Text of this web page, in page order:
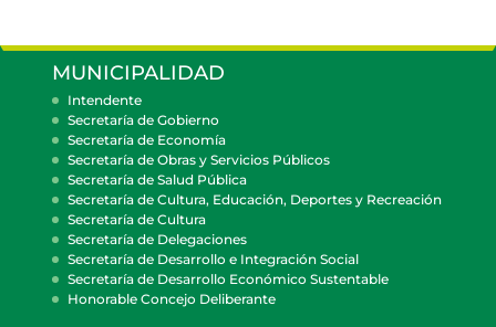
MUNICIPALIDAD
Intendente
Secretaría de Gobierno
Secretaría de Economía
Secretaría de Obras y Servicios Públicos
Secretaría de Salud Pública
Secretaría de Cultura, Educación, Deportes y Recreación
Secretaría de Cultura
Secretaría de Delegaciones
Secretaría de Desarrollo e Integración Social
Secretaría de Desarrollo Económico Sustentable
Honorable Concejo Deliberante